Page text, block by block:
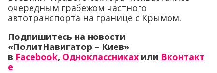
очередным грабежом частного
автотранспорта на границе с Крымом.
Подпишитесь на новости
«ПолитНавигатор – Киев»
в Facebook, Одноклассниках или Вконтакт
е